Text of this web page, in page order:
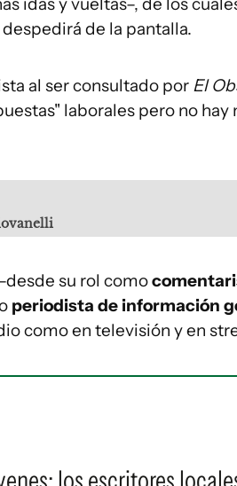
de la pantalla.
al ser consultado por El
laborales pero no hay
su rol como
periodista de información
como en televisión y en